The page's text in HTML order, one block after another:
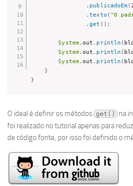
. publicadoEm(
.texto ( "O
.get ( ) ;
System.out . println (
System.out . println (
System.out . println (
}
}
O ideal é definir os métodos get() na
foi realizado no tutorial apenas para
de código fonte, por isso foi definido o